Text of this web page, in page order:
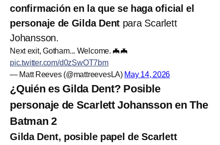
confirmación en la que se haga oficial el
personaje de Gilda Dent para Scarlett
Johansson.
Next exit, Gotham... Welcome. 🦇🦇
pic.twitter.com/d0zSwOT7bm
— Matt Reeves (@mattreevesLA) May 14, 2026
¿Quién es Gilda Dent? Posible
personaje de Scarlett Johansson en The
Batman 2
Gilda Dent, posible papel de Scarlett